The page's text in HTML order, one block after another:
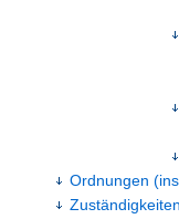
Ordnungen